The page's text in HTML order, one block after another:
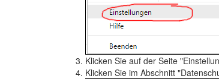
Klicken Sie auf der Seite
Klicken Sie im Abschnitt